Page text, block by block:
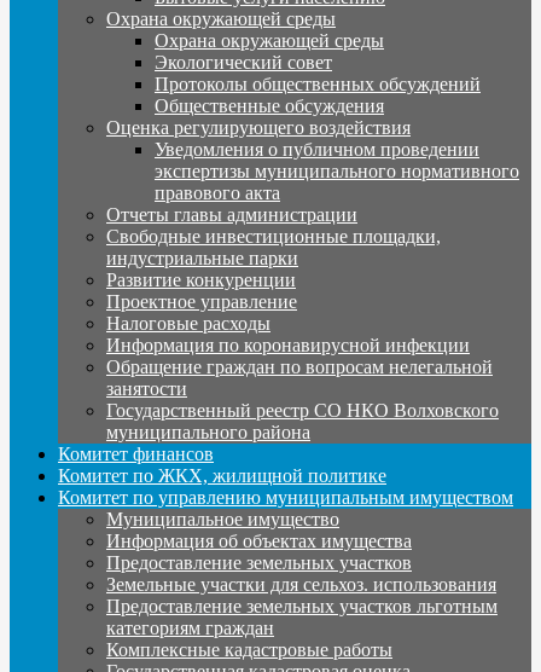
Охрана окружающей среды
Охрана окружающей среды
Экологический совет
Протоколы общественных обсуждений
Общественные обсуждения
Оценка регулирующего воздействия
Уведомления о публичном проведении
экспертизы муниципального нормативного
правового акта
Отчеты главы администрации
Свободные инвестиционные площадки,
индустриальные парки
Развитие конкуренции
Проектное управление
Налоговые расходы
Информация по коронавирусной инфекции
Обращение граждан по вопросам нелегальной
занятости
Государственный реестр СО НКО Волховского
муниципального района
Комитет финансов
Комитет по ЖКХ, жилищной политике
Комитет по управлению муниципальным имуществом
Муниципальное имущество
Информация об объектах имущества
Предоставление земельных участков
Земельные участки для сельхоз. использования
Предоставление земельных участков льготным
категориям граждан
Комплексные кадастровые работы